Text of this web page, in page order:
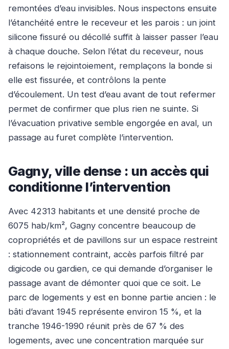
remontées d’eau invisibles. Nous inspectons ensuite
l’étanchéité entre le receveur et les parois : un joint
silicone fissuré ou décollé suffit à laisser passer l’eau
à chaque douche. Selon l’état du receveur, nous
refaisons le rejointoiement, remplaçons la bonde si
elle est fissurée, et contrôlons la pente
d’écoulement. Un test d’eau avant de tout refermer
permet de confirmer que plus rien ne suinte. Si
l’évacuation privative semble engorgée en aval, un
passage au furet complète l’intervention.
Gagny, ville dense : un accès qui
conditionne l’intervention
Avec 42313 habitants et une densité proche de
6075 hab/km², Gagny concentre beaucoup de
copropriétés et de pavillons sur un espace restreint
: stationnement contraint, accès parfois filtré par
digicode ou gardien, ce qui demande d’organiser le
passage avant de démonter quoi que ce soit. Le
parc de logements y est en bonne partie ancien : le
bâti d’avant 1945 représente environ 15 %, et la
tranche 1946-1990 réunit près de 67 % des
logements, avec une concentration marquée sur